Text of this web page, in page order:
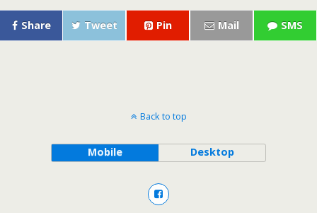
Share Tweet Pin Mail SMS
Back to top
Mobile Desktop